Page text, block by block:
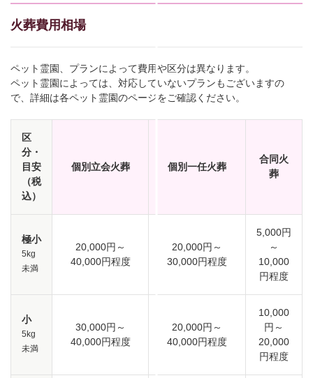
火葬費用相場
ペット霊園、プランによって費用や区分は異なります。
ペット霊園によっては、対応していないプランもございますの
で、詳細は各ペット霊園のページをご確認ください。
区
分・
目安
（税
込）
個別立会火葬 個別一任火葬
合同火
葬
極小
5kg
未満
20,000円～
40,000円程度
20,000円～
30,000円程度
5,000円
～
10,000
円程度
小
5kg
未満
30,000円～
40,000円程度
20,000円～
40,000円程度
10,000
円～
20,000
円程度